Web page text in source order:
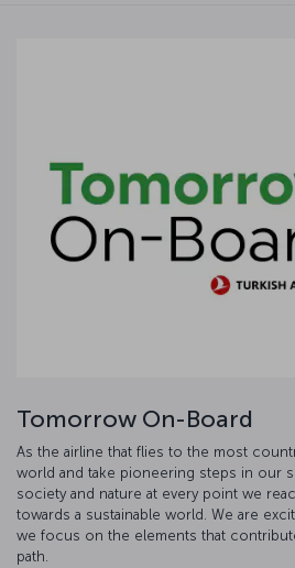
Tomorrow On-Board
As the airline that flies to the most
world and take pioneering steps in our
society and nature at every point we
towards a sustainable world. We are
we focus on the elements that
path.